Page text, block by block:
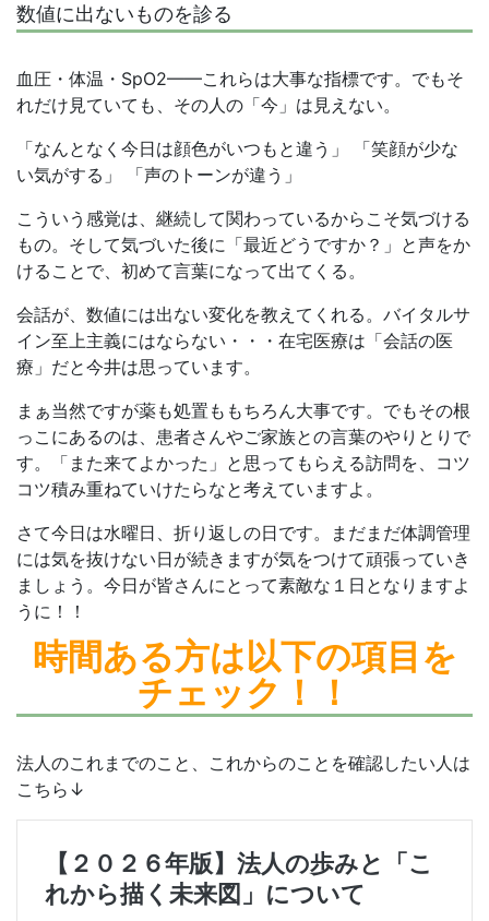
数値に出ないものを診る
血圧・体温・SpO2——これらは大事な指標です。でもそ
れだけ見ていても、その人の「今」は見えない。
「なんとなく今日は顔色がいつもと違う」 「笑顔が少な
い気がする」 「声のトーンが違う」
こういう感覚は、継続して関わっているからこそ気づける
もの。そして気づいた後に「最近どうですか？」と声をか
けることで、初めて言葉になって出てくる。
会話が、数値には出ない変化を教えてくれる。バイタルサ
イン至上主義にはならない・・・在宅医療は「会話の医
療」だと今井は思っています。
まぁ当然ですが薬も処置ももちろん大事です。でもその根
っこにあるのは、患者さんやご家族との言葉のやりとりで
す。「また来てよかった」と思ってもらえる訪問を、コツ
コツ積み重ねていけたらなと考えていますよ。
さて今日は水曜日、折り返しの日です。まだまだ体調管理
には気を抜けない日が続きますが気をつけて頑張っていき
ましょう。今日が皆さんにとって素敵な１日となりますよ
うに！！
時間ある方は以下の項目を
チェック！！
法人のこれまでのこと、これからのことを確認したい人は
こちら↓